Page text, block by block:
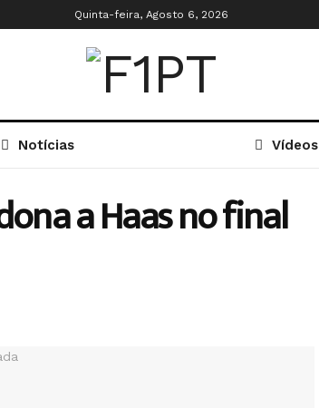
Quinta-feira, Agosto 6, 2026
Notícias Vídeos
a Haas no final